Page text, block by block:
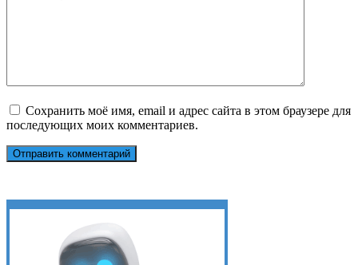
Сохранить моё имя, email и адрес сайта в этом браузере для
последующих моих комментариев.